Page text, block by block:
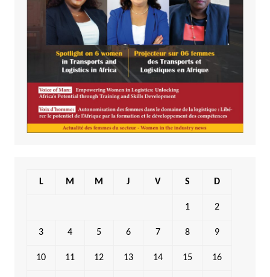
L M M J V S D
1 2
3 4 5 6 7 8 9
10 11 12 13 14 15 16